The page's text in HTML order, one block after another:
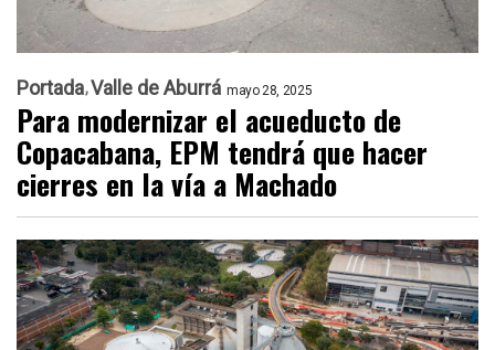
Portada Valle de Aburrá mayo 28, 2025
Para modernizar el acueducto de
Copacabana, EPM tendrá que hacer
cierres en la vía a Machado